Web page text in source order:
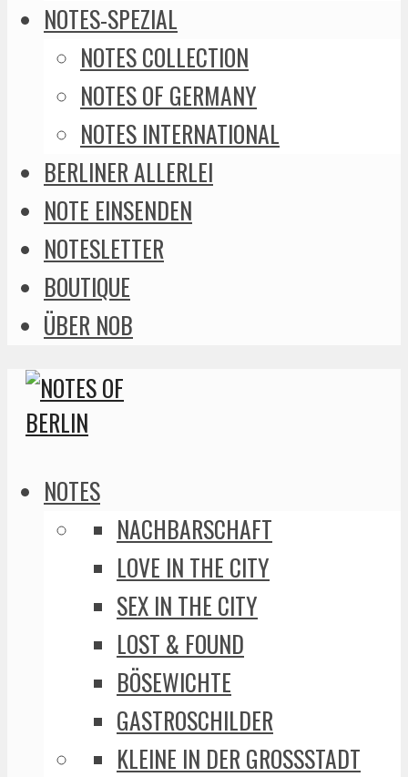
NOTES-SPEZIAL
NOTES COLLECTION
NOTES OF GERMANY
NOTES INTERNATIONAL
BERLINER ALLERLEI
NOTE EINSENDEN
NOTESLETTER
BOUTIQUE
ÜBER NOB
NOTES
NACHBARSCHAFT
LOVE IN THE CITY
SEX IN THE CITY
LOST & FOUND
BÖSEWICHTE
GASTROSCHILDER
KLEINE IN DER GROSSSTADT